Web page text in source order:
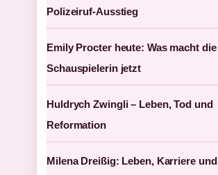
Polizeiruf-Ausstieg
Emily Procter heute: Was macht die
Schauspielerin jetzt
Huldrych Zwingli – Leben, Tod und
Reformation
Milena Dreißig: Leben, Karriere und